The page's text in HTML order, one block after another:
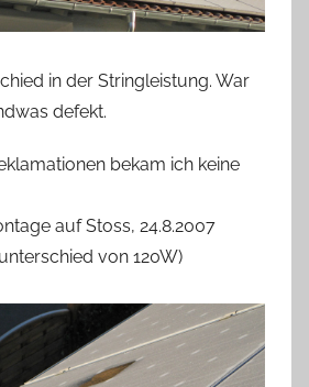
in der Stringleistung. War
defekt.
bekam ich keine
auf Stoss, 24.8.2007
von 120W)